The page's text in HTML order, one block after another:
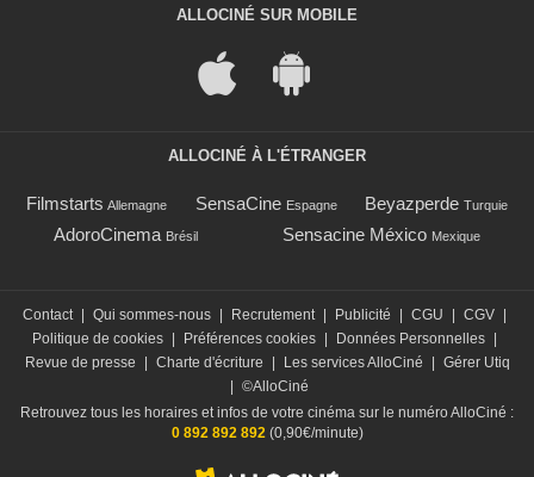
ALLOCINÉ SUR MOBILE
ALLOCINÉ À L'ÉTRANGER
Filmstarts Allemagne SensaCine Espagne Beyazperde Turquie
AdoroCinema Brésil Sensacine México Mexique
Contact Qui sommes-nous Recrutement Publicité CGU CGV
Politique de cookies
Préférences cookies Données Personnelles
Revue de presse
Charte d'écriture Les services AlloCiné
Gérer Utiq
©AlloCiné
Retrouvez tous les horaires et infos de votre cinéma sur le numéro AlloCiné :
0 892 892 892(0,90€/minute)